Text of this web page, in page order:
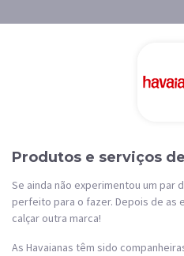
Produtos e serviços
Se ainda não experimentou um par
perfeito para o fazer. Depois de as
calçar outra marca!
As Havaianas têm sido